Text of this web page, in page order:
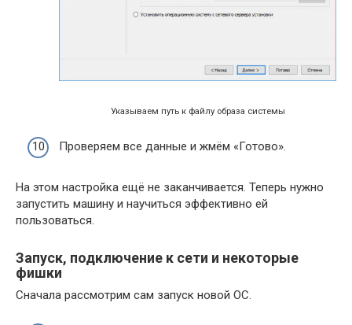
Указываем путь к файлу образа системы
Проверяем все данные и жмём «Готово».
На этом настройка ещё не заканчивается. Теперь нужно
запустить машину и научиться эффективно ей
пользоваться.
Запуск, подключение к сети и некоторые
фишки
Сначала рассмотрим сам запуск новой ОС.